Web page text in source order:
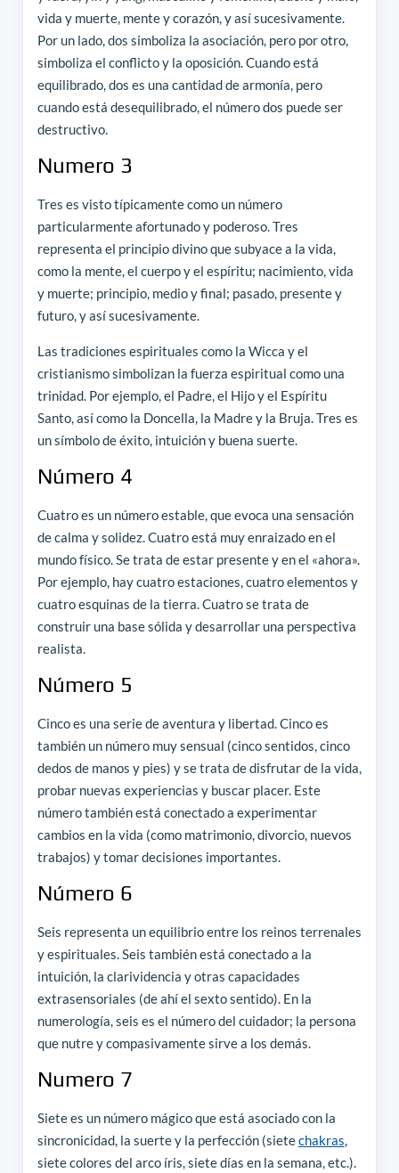
vida y muerte, mente y corazón, y así sucesivamente.
Por un lado, dos simboliza la asociación, pero por otro,
simboliza el conflicto y la oposición. Cuando está
equilibrado, dos es una cantidad de armonía, pero
cuando está desequilibrado, el número dos puede ser
destructivo.
Numero 3
Tres es visto típicamente como un número
particularmente afortunado y poderoso. Tres
representa el principio divino que subyace a la vida,
como la mente, el cuerpo y el espíritu; nacimiento, vida
y muerte; principio, medio y final; pasado, presente y
futuro, y así sucesivamente.
Las tradiciones espirituales como la Wicca y el
cristianismo simbolizan la fuerza espiritual como una
trinidad. Por ejemplo, el Padre, el Hijo y el Espíritu
Santo, así como la Doncella, la Madre y la Bruja. Tres es
un símbolo de éxito, intuición y buena suerte.
Número 4
Cuatro es un número estable, que evoca una sensación
de calma y solidez. Cuatro está muy enraizado en el
mundo físico. Se trata de estar presente y en el «ahora».
Por ejemplo, hay cuatro estaciones, cuatro elementos y
cuatro esquinas de la tierra. Cuatro se trata de
construir una base sólida y desarrollar una perspectiva
realista.
Número 5
Cinco es una serie de aventura y libertad. Cinco es
también un número muy sensual (cinco sentidos, cinco
dedos de manos y pies) y se trata de disfrutar de la vida,
probar nuevas experiencias y buscar placer. Este
número también está conectado a experimentar
cambios en la vida (como matrimonio, divorcio, nuevos
trabajos) y tomar decisiones importantes.
Número 6
Seis representa un equilibrio entre los reinos terrenales
y espirituales. Seis también está conectado a la
intuición, la clarividencia y otras capacidades
extrasensoriales (de ahí el sexto sentido). En la
numerología, seis es el número del cuidador; la persona
que nutre y compasivamente sirve a los demás.
Numero 7
Siete es un número mágico que está asociado con la
sincronicidad, la suerte y la perfección (sietechakras,
siete colores del arco íris, siete días en la semana, etc.).